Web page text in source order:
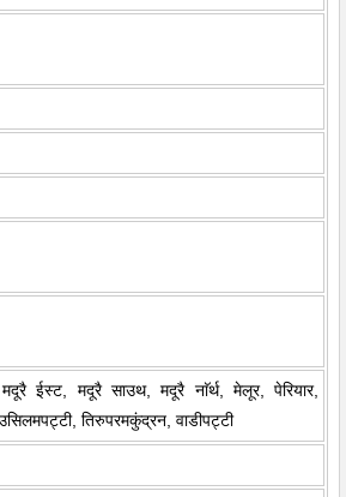
ईस्ट, मदूरै साउथ, मदूरै नाॅर्थ, मेलूर, पेरियार,
तिरुपरमकुंद्रन, वाडीपट्टी